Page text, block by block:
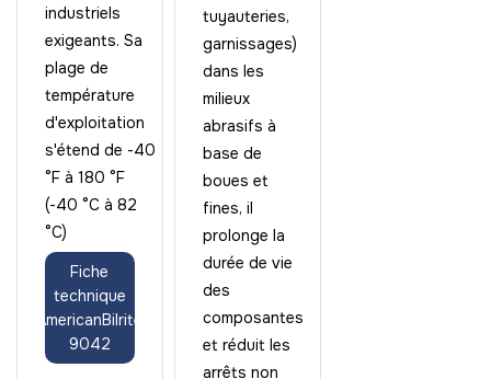
industriels
exigeants. Sa
plage de
température
d'exploitation
s'étend de -40
°F à 180 °F
(-40 °C à 82
°C)
Fiche
technique
AmericanBilrite
9042
tuyauteries,
garnissages)
dans les
milieux
abrasifs à
base de
boues et
fines, il
prolonge la
durée de vie
des
composantes
et réduit les
arrêts non